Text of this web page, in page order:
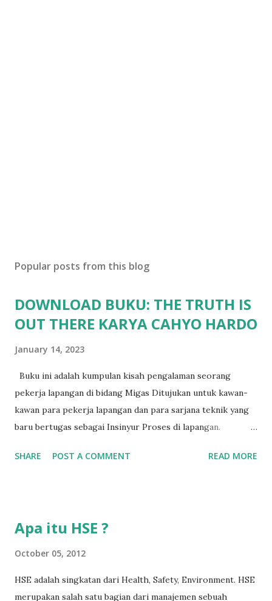
Popular posts from this blog
DOWNLOAD BUKU: THE TRUTH IS
OUT THERE KARYA CAHYO HARDO
January 14, 2023
Buku ini adalah kumpulan kisah pengalaman seorang
pekerja lapangan di bidang Migas Ditujukan untuk kawan-
kawan para pekerja lapangan dan para sarjana teknik yang
baru bertugas sebagai Insinyur Proses di lapangan.
jurusan Teknik Kimia dan langsung berhadapan dengan
suatu permasalahan dengan cepat, dan terkadang butuh
lama bekerja di front line operation – dalam hal
troubleshooting – semakin memperkaya kita dalam
SHARE POST A COMMENT READ MORE
Apa itu HSE ?
October 05, 2012
HSE adalah singkatan dari Health, Safety, Environment. HSE
merupakan salah satu bagian dari manajemen sebuah